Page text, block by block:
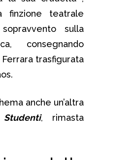
finzione teatrale
sulla
consegnando
Ferrara trasfigurata
anche un’altra
, rimasta